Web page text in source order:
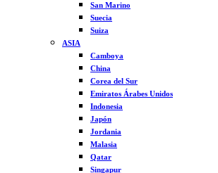
San Marino
Suecia
Suiza
ASIA
Camboya
China
Corea del Sur
Emiratos Árabes Unidos
Indonesia
Japón
Jordania
Malasia
Qatar
Singapur